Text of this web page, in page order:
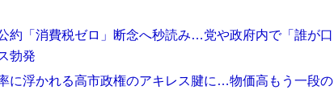
約「消費税ゼロ」断念へ秒読み…党や政府内で「誰が口
勃発
に浮かれる高市政権のアキレス腱に…物価高もう一段の